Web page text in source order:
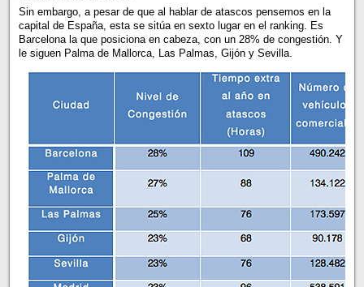
Sin embargo, a pesar de que al hablar de atascos pensemos en la
capital de España, esta se sitúa en sexto lugar en el ranking. Es
Barcelona la que posiciona en cabeza, con un 28% de congestión. Y
le siguen Palma de Mallorca, Las Palmas, Gijón y Sevilla.